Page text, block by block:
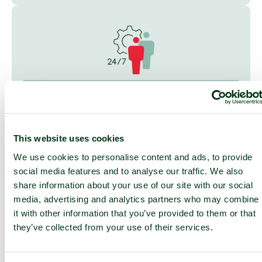
This website uses cookies
We use cookies to personalise content and ads, to provide
social media features and to analyse our traffic. We also
share information about your use of our site with our social
media, advertising and analytics partners who may combine
it with other information that you’ve provided to them or that
they’ve collected from your use of their services.
Dienstleistungen vor Ort